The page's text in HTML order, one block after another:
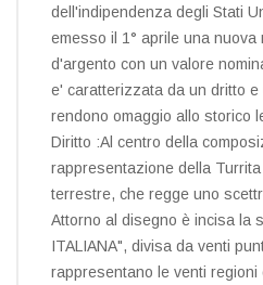
dell'indipendenza degli Stati
emesso il 1° aprile una nuova
d'argento con un valore
e' caratterizzata da un dritto
rendono omaggio allo storico
Diritto :Al centro della
rappresentazione della
terrestre, che regge uno
Attorno al disegno è incisa la
ITALIANA", divisa da venti
rappresentano le venti